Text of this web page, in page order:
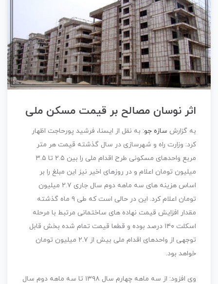
اثر نوسان مصالح بر قیمت مسکن ملی
به گزارش سازه جو: به نقل از ایسنا، فرشید پورحاجت اظهار
کرد: وزارت راه و شهرسازی در سال گذشته قیمت هر متر
مربع واحدهای مسکونی طرح اقدام ملی را بین ۲.۵ تا ۳.۵
میلیون تومان اعلام و در روزهای اخیر نیز این مبلغ را بر
اساس هزینه های سه ماهه دوم سال جاری ۲.۷ میلیون
تومان اعلام کرد. این در حالی است که طی ۹ ماه گذشته
مقدار افزایش قیمت نهاده های ساختمانی مرتبط با مرحله
اسکلت ۱۴۰ درصد بوده و قطعا قیمت تمام شده بخش قابل
توجهی از واحدهای اقدام ملی بیش از ۲.۷ میلیون تومان
خواهد بود.
وی افزود: از سه ماهه چهارم سال ۱۳۹۸ تا سه ماهه دوم سال